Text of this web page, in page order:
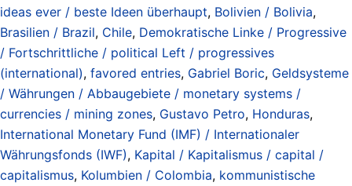
ideas ever / beste Ideen überhaupt, Bolivien / Bolivia,
Brasilien / Brazil, Chile, Demokratische Linke / Progressive
/ Fortschrittliche / political Left / progressives
(international), favored entries, Gabriel Boric, Geldsysteme
/ Währungen / Abbaugebiete / monetary systems /
currencies / mining zones, Gustavo Petro, Honduras,
International Monetary Fund (IMF) / Internationaler
Währungsfonds (IWF), Kapital / Kapitalismus / capital /
capitalismus, Kolumbien / Colombia, kommunistische